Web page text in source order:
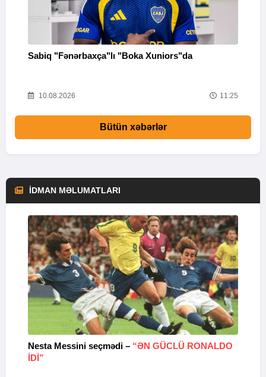
Sabiq "Fənərbaxça"lı "Boka Xuniors"da
10.08.2026 11:25
Bütün xəbərlər
İDMAN MƏLUMATLARI
Nesta Messini seçmədi – “ƏN GÜCLÜ RONALDO
IDI”